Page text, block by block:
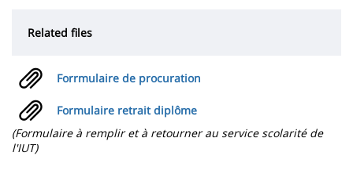
Related files
Forrmulaire de procuration
Formulaire retrait diplôme
(Formulaire à remplir et à retourner au service scolarité de
l'IUT)